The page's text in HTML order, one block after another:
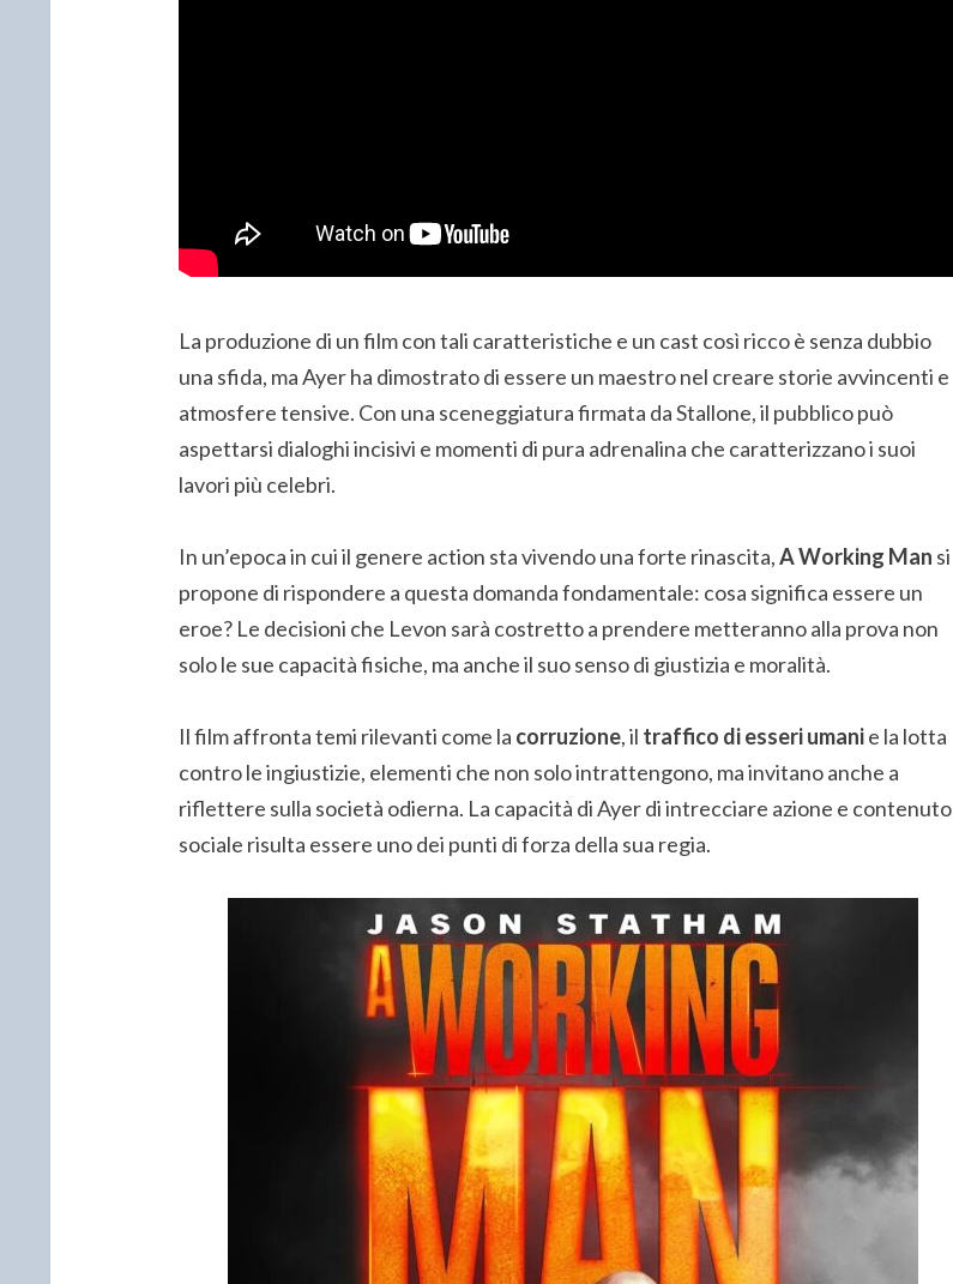
La produzione di un film con tali caratteristiche e un cast così ricco è senza dubbio
una sfida, ma Ayer ha dimostrato di essere un maestro nel creare storie avvincenti e
atmosfere tensive. Con una sceneggiatura firmata da Stallone, il pubblico può
aspettarsi dialoghi incisivi e momenti di pura adrenalina che caratterizzano i suoi
lavori più celebri.
In un’epoca in cui il genere action sta vivendo una forte rinascita,A Working Man si
propone di rispondere a questa domanda fondamentale: cosa significa essere un
eroe? Le decisioni che Levon sarà costretto a prendere metteranno alla prova non
solo le sue capacità fisiche, ma anche il suo senso di giustizia e moralità.
Il film affronta temi rilevanti come la corruzione, il traffico di esseri umanie la lotta
contro le ingiustizie, elementi che non solo intrattengono, ma invitano anche a
riflettere sulla società odierna. La capacità di Ayer di intrecciare azione e contenuto
sociale risulta essere uno dei punti di forza della sua regia.